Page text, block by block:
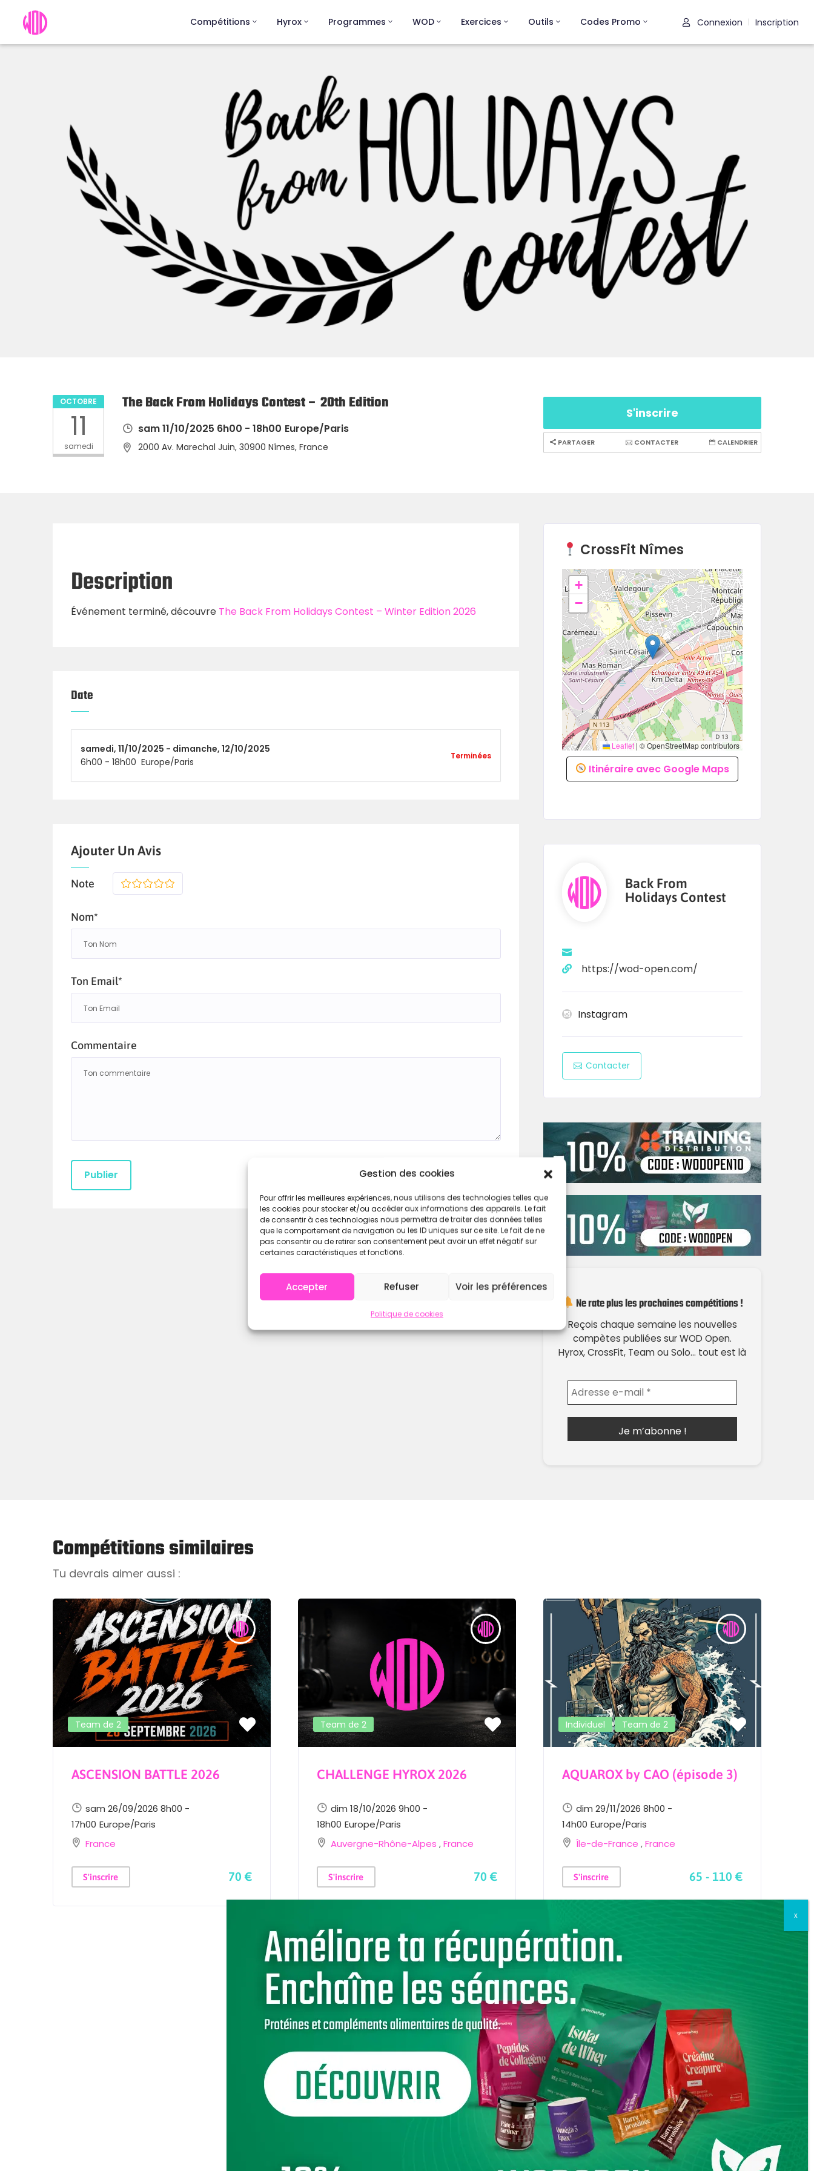
Gestion des cookies
Pour offrir les meilleures expériences, nous utilisons des technologies telles que
les cookies pour stocker et/ou accéder aux informations des appareils. Le fait
de consentir à ces technologies nous permettra de traiter des données telles
que le comportement de navigation ou les ID uniques sur ce site. Le fait de ne
pas consentir ou de retirer son consentement peut avoir un effet négatif sur
certaines caractéristiques et fonctions.
Accepter Refuser Voir les préférences
Politique de cookies
Compétitions Hyrox Programmes WOD Exercices Outils Codes Promo Connexion Inscription
OCTOBRE
11
samedi
The Back From Holidays Contest – 20th Edition
sam 11/10/2025 6h00 - 18h00 Europe/Paris
2000 Av. Marechal Juin, 30900 Nîmes, France
S'inscrire
PARTAGER CONTACTER CALENDRIER
Description
Événement terminé, découvre The Back From Holidays Contest – Winter Edition 2026
Date
samedi, 11/10/2025 - dimanche, 12/10/2025
6h00 - 18h00 Europe/Paris
Terminées
Ajouter Un Avis
Note 5
4
3
2
Nom*
Ton Email*
Commentaire
CrossFit Nîmes
+
−
Leaflet | © OpenStreetMap contributors
Itinéraire avec Google Maps
Back From
Holidays Contest
https://wod-open.com/
Instagram
Contacter
Ne rate plus les prochaines compétitions !
Reçois chaque semaine les nouvelles
compètes publiées sur WOD Open.
Hyrox, CrossFit, Team ou Solo… tout est là
Compétitions similaires
Tu devrais aimer aussi :
Team de 2
ASCENSION BATTLE 2026
sam 26/09/2026 8h00 -
17h00 Europe/Paris
France
S'inscrire 70 €
Team de 2
CHALLENGE HYROX 2026
dim 18/10/2026 9h00 -
18h00 Europe/Paris
Auvergne-Rhône-Alpes ,France
S'inscrire 70 €
Individuel Team de 2
AQUAROX by CAO (épisode 3)
dim 29/11/2026 8h00 -
14h00 Europe/Paris
Île-de-France ,France
S'inscrire 65 - 110 €